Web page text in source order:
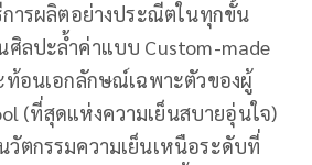
การผลิตอย่างประณีตในทุกขั้น
ลปะล้ำค่าแบบ Custom-made
ท้อนเอกลักษณ์เฉพาะตัวของผู้
(ที่สุดแห่งความเย็นสบายอุ่นใจ)
ตกรรมความเย็นเหนือระดับที่